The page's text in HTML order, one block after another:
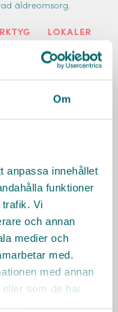
Om
anpassa innehållet
funktioner
Vi
och annan
medier och
med.
med annan
som de har
äldreomsorg.
LOKALER